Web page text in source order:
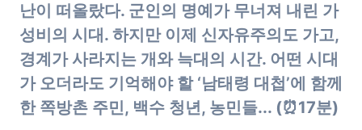
난이 떠올랐다. 군인의 명예가 무너져 내린 가
성비의 시대. 하지만 이제 신자유주의도 가고,
경계가 사라지는 개와 늑대의 시간. 어떤 시대
가 오더라도 기억해야 할 ‘남태령 대첩’에 함께
한 쪽방촌 주민, 백수 청년, 농민들... (⏰17분)